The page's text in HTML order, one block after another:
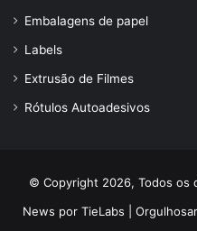
Embalagens de papel
Labels
Extrusão de Filmes
Rótulos Autoadesivos
© Copyright 2026, Todos os
News por TieLabs |